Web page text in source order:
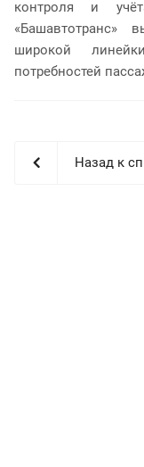
контроля и
«Башавтотранс»
широкой
потребностей
Назад к